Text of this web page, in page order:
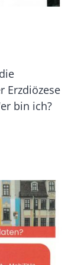
Erzdiözese
bin ich?